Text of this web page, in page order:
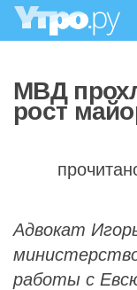
МВД
рост
Адвокат
работы с